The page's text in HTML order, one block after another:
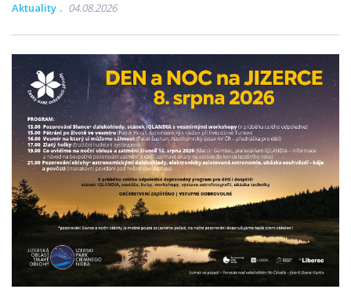
Aktuality 04.08.2026